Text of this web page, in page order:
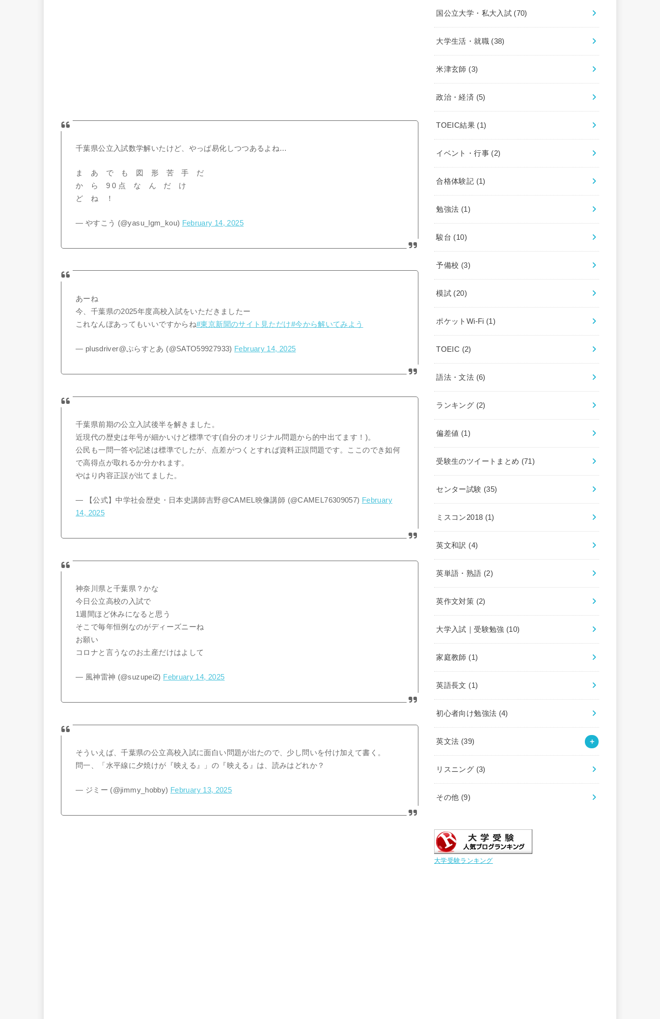
千葉県公立入試数学解いたけど、やっぱ易化しつつあるよね…
ま あ で も 図 形 苦 手 だ
か ら 9 0 点 な ん だ け
ど ね ！
— やすこう (@yasu_lgm_kou) February 14, 2025
あーね
今、千葉県の2025年度高校入試をいただきましたー
これなんぼあってもいいですからね#東京新聞のサイト見ただけ#今から解いてみよう
— plusdriver@ぷらすとあ (@SATO59927933) February 14, 2025
千葉県前期の公立入試後半を解きました。
近現代の歴史は年号が細かいけど標準です(自分のオリジナル問題から的中出てます！)。
公民も一問一答や記述は標準でしたが、点差がつくとすれば資料正誤問題です。ここのでき如何
で高得点が取れるか分かれます。
やはり内容正誤が出てました。
— 【公式】中学社会歴史・日本史講師吉野@CAMEL映像講師 (@CAMEL76309057) February
14, 2025
神奈川県と千葉県？かな
今日公立高校の入試で
1週間ほど休みになると思う
そこで毎年恒例なのがディーズニーね
お願い
コロナと言うなのお土産だけはよして
— 風神雷神 (@suzupei2) February 14, 2025
そういえば、千葉県の公立高校入試に面白い問題が出たので、少し問いを付け加えて書く。
問一、「水平線に夕焼けが『映える』」の『映える』は、読みはどれか？
— ジミー (@jimmy_hobby) February 13, 2025
国公立大学・私大入試 (70)
大学生活・就職 (38)
米津玄師 (3)
政治・経済 (5)
TOEIC結果 (1)
イベント・行事 (2)
合格体験記 (1)
勉強法 (1)
駿台 (10)
予備校 (3)
模試 (20)
ポケットWi-Fi (1)
TOEIC (2)
語法・文法 (6)
ランキング (2)
偏差値 (1)
受験生のツイートまとめ (71)
センター試験 (35)
ミスコン2018 (1)
英文和訳 (4)
英単語・熟語 (2)
英作文対策 (2)
大学入試｜受験勉強 (10)
家庭教師 (1)
英語長文 (1)
初心者向け勉強法 (4)
英文法 (39)
リスニング (3)
その他 (9)
大学受験ランキング